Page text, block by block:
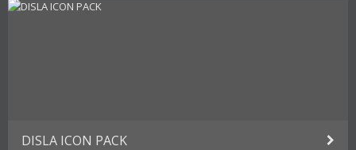
DISLA ICON PACK